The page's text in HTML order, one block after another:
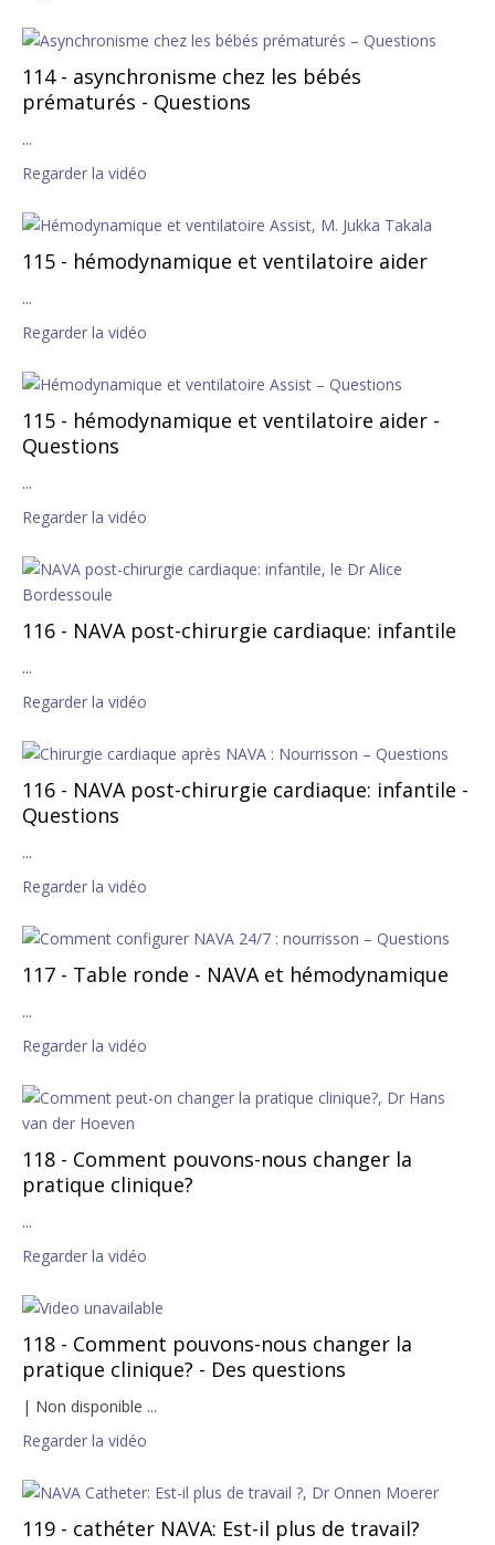
114 - asynchronisme chez les bébés
prématurés - Questions
...
Regarder la vidéo
115 - hémodynamique et ventilatoire aider
...
Regarder la vidéo
115 - hémodynamique et ventilatoire aider -
Questions
...
Regarder la vidéo
116 - NAVA post-chirurgie cardiaque: infantile
...
Regarder la vidéo
116 - NAVA post-chirurgie cardiaque: infantile -
Questions
...
Regarder la vidéo
117 - Table ronde - NAVA et hémodynamique
...
Regarder la vidéo
118 - Comment pouvons-nous changer la
pratique clinique?
...
Regarder la vidéo
118 - Comment pouvons-nous changer la
pratique clinique? - Des questions
| Non disponible ...
Regarder la vidéo
119 - cathéter NAVA: Est-il plus de travail?